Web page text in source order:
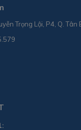
Trọng Lội, P4, Q. Tân